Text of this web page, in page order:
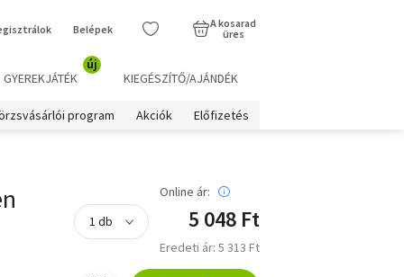
Belépek
A kosarad
üres
GYEREKJÁTÉK
új
KIEGÉSZÍTŐ/AJÁNDÉK
program Akciók Előfizetés
Online ár:
5 048 Ft
Eredeti ár: 5 313 Ft